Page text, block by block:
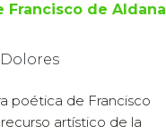
Francisco de Aldana
poética de Francisco
artístico de la